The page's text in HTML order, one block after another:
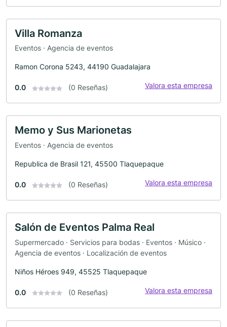
Villa Romanza
Eventos · Agencia de eventos
Ramon Corona 5243, 44190 Guadalajara
0.0 (0 Reseñas) Valora esta empresa
Memo y Sus Marionetas
Eventos · Agencia de eventos
Republica de Brasil 121, 45500 Tlaquepaque
0.0 (0 Reseñas) Valora esta empresa
Salón de Eventos Palma Real
Supermercado · Servicios para bodas · Eventos · Músico ·
Agencia de eventos · Localización de eventos
Niños Héroes 949, 45525 Tlaquepaque
0.0 (0 Reseñas) Valora esta empresa